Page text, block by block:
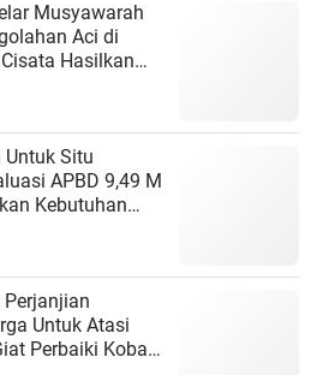
Musyawarah
Aci di
Hasilkan
Untuk Situ
Kebutuhan
Saat nya
Untuk Atasi
Perbaiki Kobak